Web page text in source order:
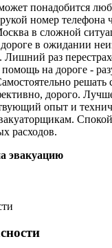
понадобится
номер телефона
в сложной
в ожидании
раз
на дороге -
дорого.
опыт и
расходов.
эвакуацию